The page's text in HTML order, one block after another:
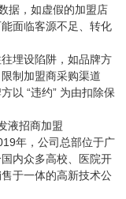
据，如虚假的加盟店
面临客源不足、转化
埋设陷阱，如品牌方
制加盟商采购渠道
以 “违约” 为由扣除保
液招商加盟
年，公司总部位于广
内众多高校、医院开
于一体的高新技术公